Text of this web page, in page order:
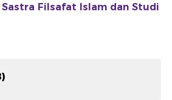
Filsafat Islam dan Studi